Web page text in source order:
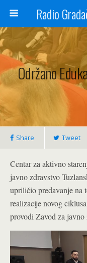
Održano
Share Tweet
Centar za aktivno
javno zdravstvo
upriličio predavanje na
realizacije novog
provodi Zavod za